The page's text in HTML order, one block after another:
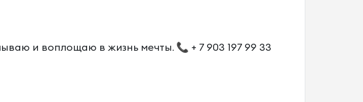
и воплощаю в жизнь мечты. 📞 + 7 903 197 99 33